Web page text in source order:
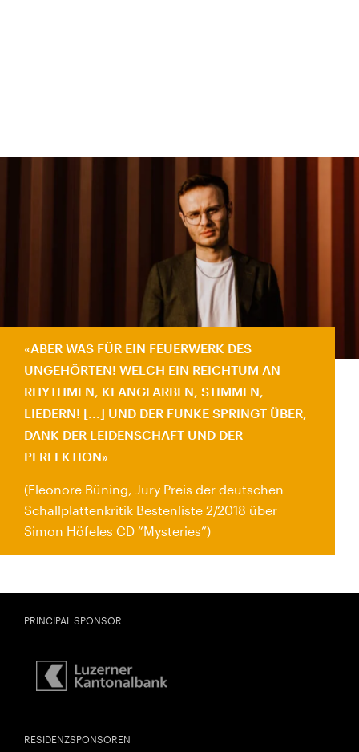
ABER WAS FÜR EIN FEUERWERK DES
UNGEHÖRTEN! WELCH EIN REICHTUM AN
RHYTHMEN, KLANGFARBEN, STIMMEN,
LIEDERN! [...] UND DER FUNKE SPRINGT ÜBER,
DANK DER LEIDENSCHAFT UND DER
PERFEKTION
(Eleonore Büning, Jury Preis der deutschen
Schallplattenkritik Bestenliste 2/2018 über
Simon Höfeles CD “Mysteries”)
PRINCIPAL SPONSOR
RESIDENZSPONSOREN